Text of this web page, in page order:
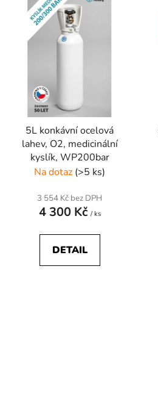
5L konkávní ocelová
lahev, O2, medicinální
kyslík, WP200bar
Na dotaz (>5 ks)
3 554 Kč bez DPH
4 300 Kč / ks
DETAIL